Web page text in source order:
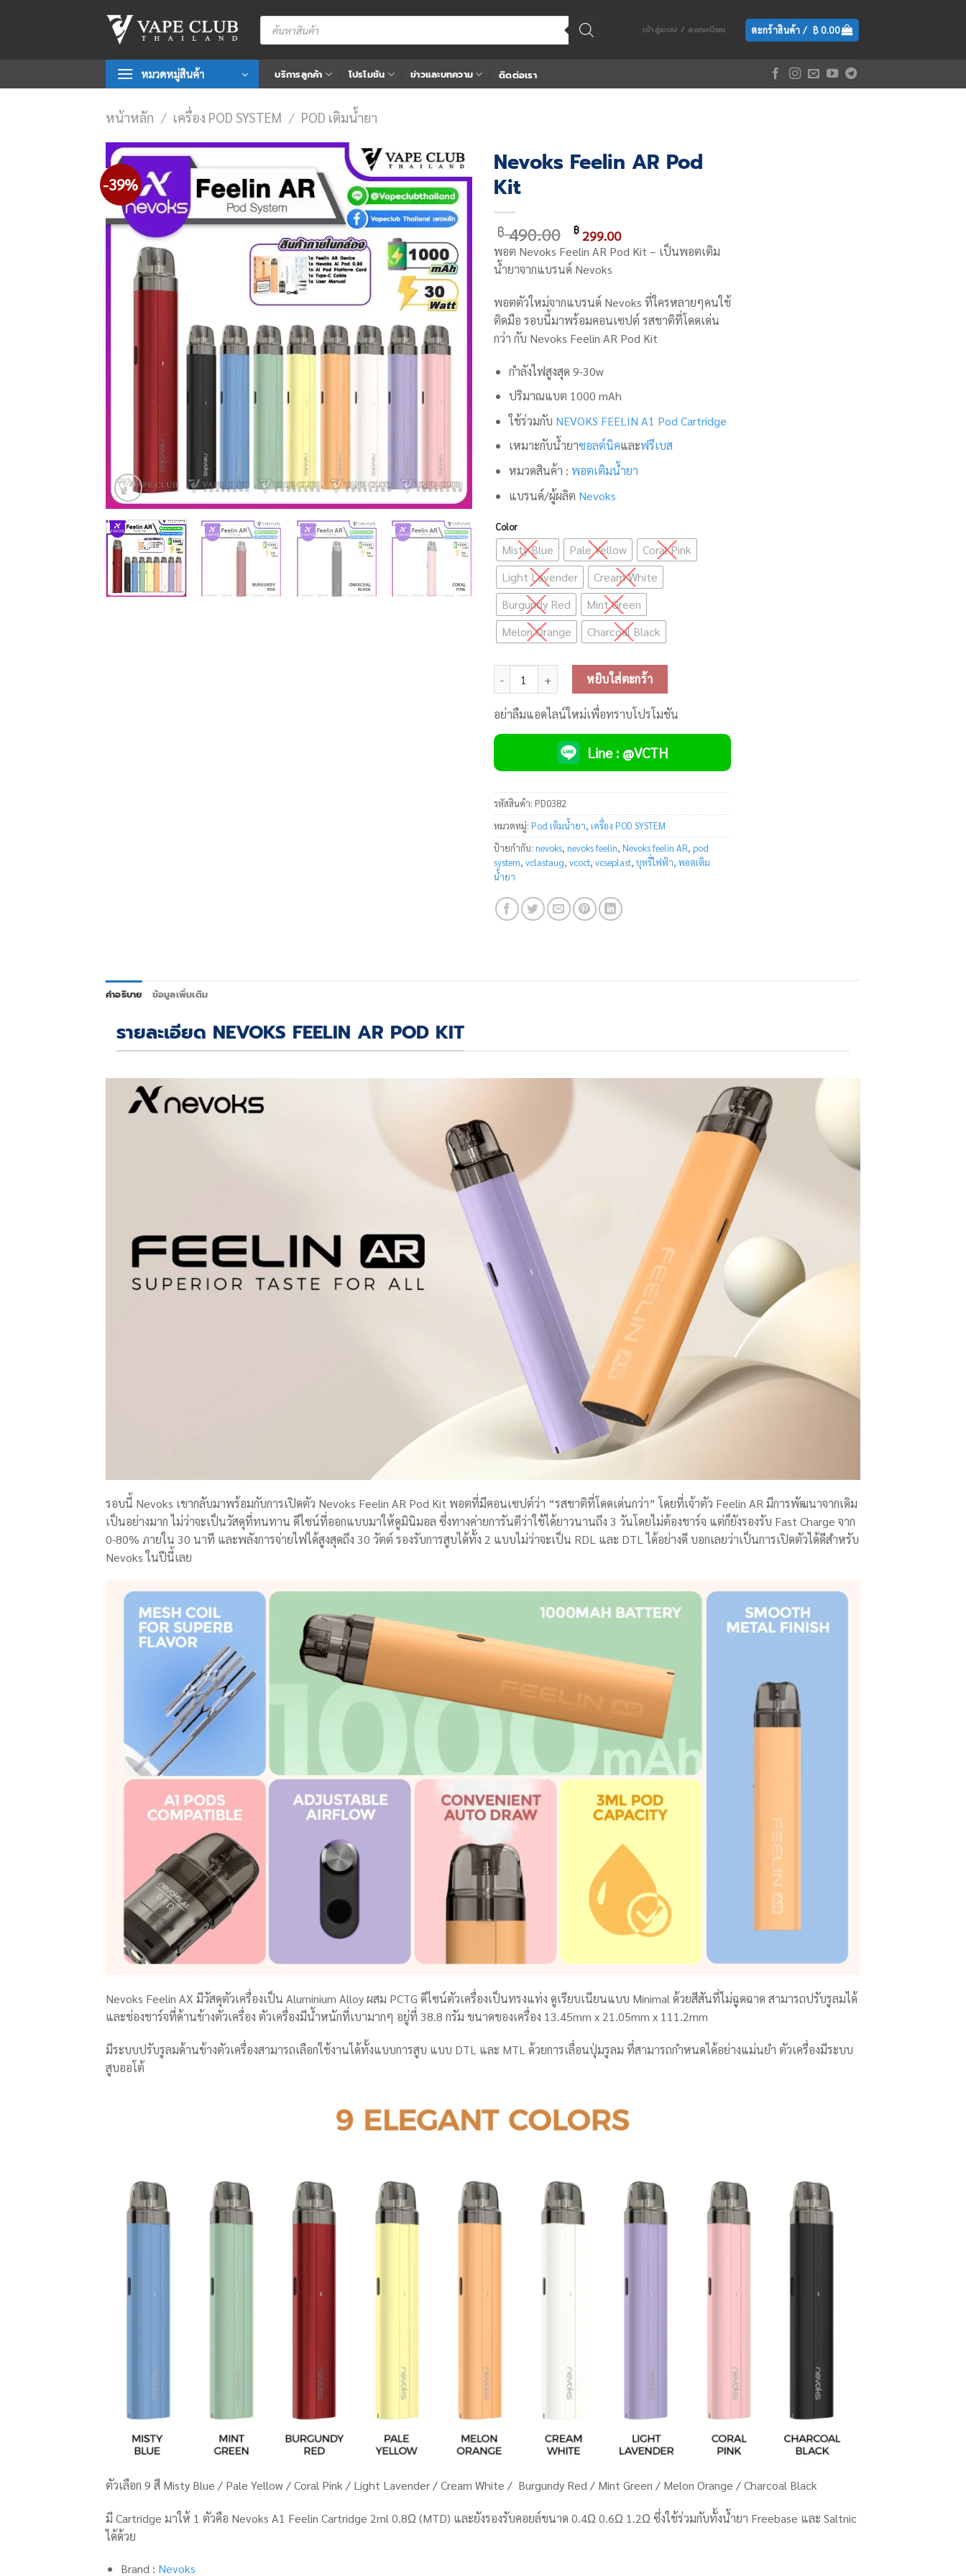
Products
search
เข้าสู่ระบบ / ลงทะเบียน ตะกร้าสินค้า / ฿0.00
หมวดหมู่สินค้า บริการลูกค้า โปรโมชัน ข่าวและบทความ ติดต่อเรา
หน้าหลัก / เครื่อง POD SYSTEM / POD เติมน้ำยา
-39%
Add
to
wishlist
Nevoks Feelin AR Pod
Kit
฿490.00 Original
price
was:
฿299.00Current
price
พอต Nevoks Feelin AR Pod Kit – เป็นพอตเติม
น้ำยาจากแบรนด์ Nevoks
พอตตัวใหม่จากแบรนด์ Nevoks ที่ใครหลายๆคนใช้
ติดมือ รอบนี้มาพร้อมคอนเซปต์ รสชาติที่โดดเด่น
กว่า กับ Nevoks Feelin AR Pod Kit
กำลังไฟสูงสุด 9-30w
ปริมาณแบต 1000 mAh
ใช้ร่วมกับ NEVOKS FEELIN A1 Pod Cartridge
เหมาะกับน้ำยาซอลต์นิคและฟรีเบส
หมวดสินค้า : พอตเติมน้ำยา
แบรนด์/ผู้ผลิต Nevoks
Color
Misty Blue Pale Yellow
Coral Pink
Light Lavender
Cream White
Burgundy Red
Mint Green
Melon Orange
Charcoal Black
จำนวน Nevoks Feelin AR Pod Kit ชิ้น
หยิบใส่ตะกร้า
อย่าลืมแอดไลน์ใหม่เพื่อทราบโปรโมชัน
Line : @VCTH
รหัสสินค้า: PD0382
หมวดหมู่: Pod เติมน้ำยา, เครื่อง POD SYSTEM
ป้ายกำกับ: nevoks, nevoks feelin, Nevoks feelin AR, pod
system, vclastaug, vcoct, vcseplast, บุหรี่ไฟฟ้า, พอตเติม
น้ำยา
คำอธิบาย ข้อมูลเพิ่มเติม
รายละเอียด NEVOKS FEELIN AR POD KIT
รอบนี้ Nevoks เขากลับมาพร้อมกับการเปิดตัว Nevoks Feelin AR Pod Kit พอตที่มีคอนเซปต์ว่า “รสชาติที่โดดเด่นกว่า” โดยที่เจ้าตัว Feelin AR มีการพัฒนาจากเดิม
เป็นอย่างมาก ไม่ว่าจะเป็นวัสดุที่ทนทาน ดีไซน์ที่ออกแบบมาให้ดูมินิมอล ซึ่งทางค่ายการันตีว่าใช้ได้ยาวนานถึง 3 วันโดยไม่ต้องชาร์จ แต่ก็ยังรองรับ Fast Charge จาก
0-80% ภายใน 30 นาที และพลังการจ่ายไฟได้สูงสุดถึง 30 วัตต์ รองรับการสูบได้ทั้ง 2 แบบไม่ว่าจะเป็น RDL และ DTL ได้อย่างดี บอกเลยว่าเป็นการเปิดตัวได้ดีสำหรับ
Nevoks ในปีนี้เลย
Nevoks Feelin AX มีวัสดุตัวเครื่องเป็น Aluminium Alloy ผสม PCTG ดีไซน์ตัวเครื่องเป็นทรงแท่ง ดูเรียบเนียนแบบ Minimal ด้วยสีสันที่ไม่ฉูดฉาด สามารถปรับรูลมได้
และช่องชาร์จที่ด้านข้างตัวเครื่อง ตัวเครื่องมีน้ำหนักที่เบามากๆ อยู่ที่ 38.8 กรัม ขนาดของเครื่อง 13.45mm x 21.05mm x 111.2mm
มีระบบปรับรูลมด้านข้างตัวเครื่องสามารถเลือกใช้งานได้ทั้งแบบการสูบ แบบ DTL และ MTL ด้วยการเลื่อนปุ่มรูลม ที่สามารถกำหนดได้อย่างแม่นยำ ตัวเครื่องมีระบบ
สูบออโต้
ตัวเลือก 9 สี Misty Blue / Pale Yellow / Coral Pink / Light Lavender / Cream White / Burgundy Red / Mint Green / Melon Orange / Charcoal Black
มี Cartridge มาให้ 1 ตัวคือ Nevoks A1 Feelin Cartridge 2ml 0.8Ω (MTD) และยังรองรับคอยล์ขนาด 0.4Ω 0.6Ω 1.2Ω ซึ่งใช้ร่วมกับทั้งน้ำยา Freebase และ Saltnic
ได้ด้วย
Brand : Nevoks